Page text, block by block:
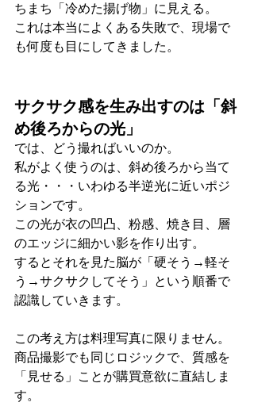
ちまち「冷めた揚げ物」に見える。
これは本当によくある失敗で、現場で
も何度も目にしてきました。
サクサク感を生み出すのは「斜
め後ろからの光」
では、どう撮ればいいのか。
私がよく使うのは、斜め後ろから当て
る光・・・いわゆる半逆光に近いポジ
ションです。
この光が衣の凹凸、粉感、焼き目、層
のエッジに細かい影を作り出す。
するとそれを見た脳が「硬そう→軽そ
う→サクサクしてそう」という順番で
認識していきます。
この考え方は料理写真に限りません。
商品撮影でも同じロジックで、質感を
「見せる」ことが購買意欲に直結しま
す。